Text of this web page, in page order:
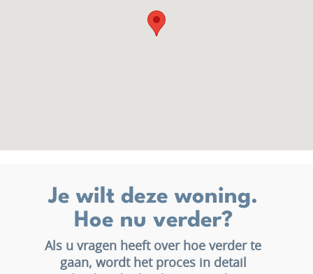
Je wilt deze woning.
Hoe nu verder?
Als u vragen heeft over hoe verder te
gaan, wordt het proces in detail